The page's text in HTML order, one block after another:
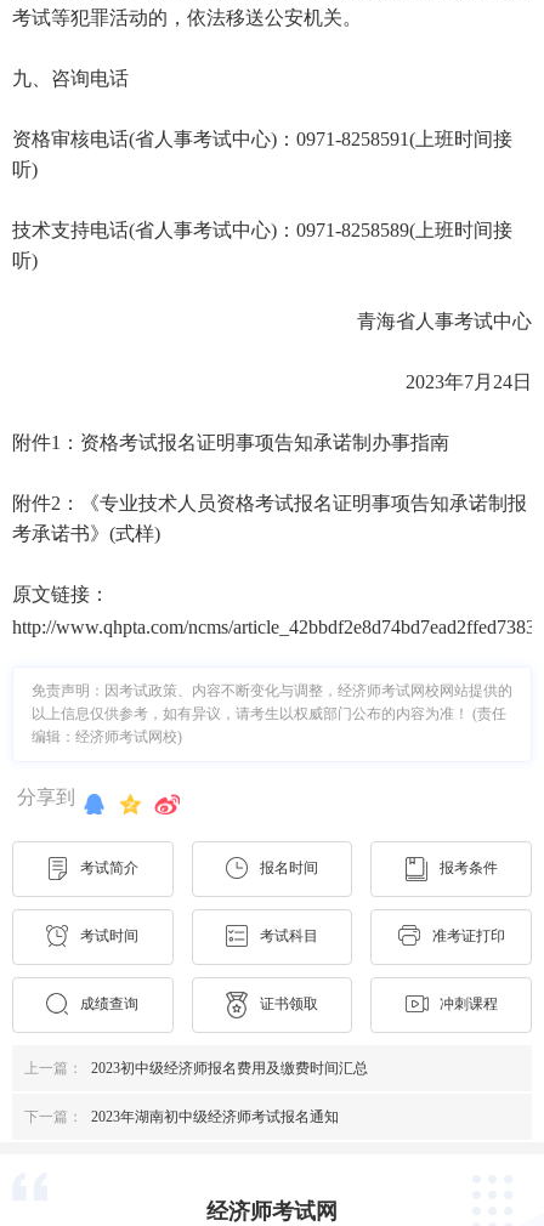
考试等犯罪活动的，依法移送公安机关。
九、咨询电话
资格审核电话(省人事考试中心)：0971-8258591(上班时间接
听)
技术支持电话(省人事考试中心)：0971-8258589(上班时间接
听)
青海省人事考试中心
2023年7月24日
附件1：资格考试报名证明事项告知承诺制办事指南
附件2：《专业技术人员资格考试报名证明事项告知承诺制报
考承诺书》(式样)
原文链接：
http://www.qhpta.com/ncms/
免责声明：因考试政策、内容不断变化与调整，经济师考试网校网站提供的
以上信息仅供参考，如有异议，请考生以权威部门公布的内容为准！ (责任
编辑：经济师考试网校)
分享到
考试简介 报名时间 报考条件
考试时间 考试科目 准考证打印
成绩查询 证书领取 冲刺课程
上一篇： 2023初中级经济师报名费用及缴费时间汇总
下一篇： 2023年湖南初中级经济师考试报名通知
经济师考试网